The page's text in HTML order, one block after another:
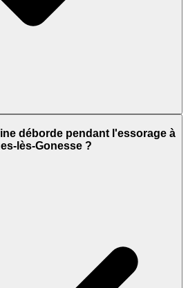
déborde pendant l'essorage à
lès-Gonesse ?